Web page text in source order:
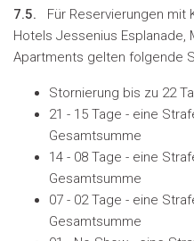
7.5.
Für Reservierungen mit
Hotels Jessenius Esplanade,
Apartments gelten folgende
Stornierung bis zu 22
21 - 15 Tage - eine
Gesamtsumme
14 - 08 Tage - eine
Gesamtsumme
07 - 02 Tage - eine
Gesamtsumme